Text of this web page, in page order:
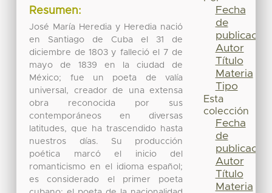
Resumen:
José María Heredia y Heredia nació
en Santiago de Cuba el 31 de
diciembre de 1803 y falleció el 7 de
mayo de 1839 en la ciudad de
México; fue un poeta de valía
universal, creador de una extensa
obra reconocida por sus
contemporáneos en diversas
latitudes, que ha trascendido hasta
nuestros días. Su producción
poética marcó el inicio del
romanticismo en el idioma español;
es considerado el primer poeta
Fecha
de
publicación
Autor
Título
Materia
Tipo
Esta
colección
Fecha
de
publicación
Autor
Título
Materia